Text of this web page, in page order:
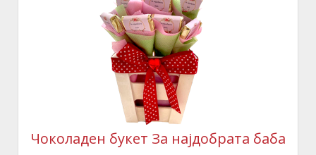
Чоколаден букет За најдобрата баба